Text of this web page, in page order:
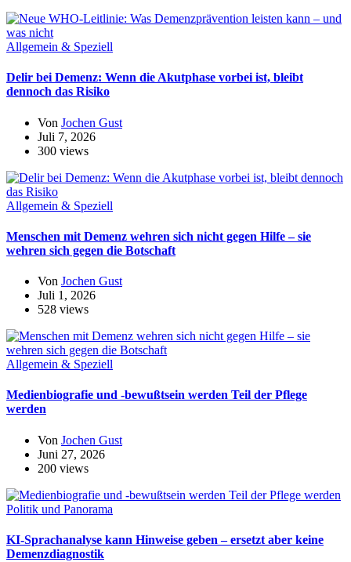
Allgemein & Speziell
Delir bei Demenz: Wenn die Akutphase vorbei ist, bleibt
dennoch das Risiko
Von Jochen Gust
Juli 7, 2026
300 views
Allgemein & Speziell
Menschen mit Demenz wehren sich nicht gegen Hilfe – sie
wehren sich gegen die Botschaft
Von Jochen Gust
Juli 1, 2026
528 views
Allgemein & Speziell
Medienbiografie und -bewußtsein werden Teil der Pflege
werden
Von Jochen Gust
Juni 27, 2026
200 views
Politik und Panorama
KI-Sprachanalyse kann Hinweise geben – ersetzt aber keine
Demenzdiagnostik